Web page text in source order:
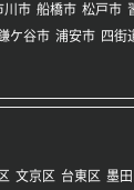
川市 船橋市 松戸市
ケ谷市 浦安市 四街
文京区 台東区 墨